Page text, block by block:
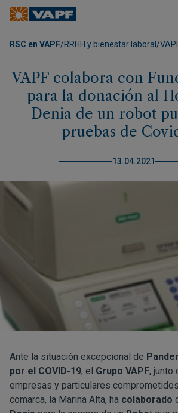
RSC en VAPF/RRHH y bienestar laboral /
VAPF colabora con
para la donación al
Denia de un robot
pruebas de
13.04.2021
Ante la situación excepcional de
por el COVID-19, el Grupo VAPF, junto
empresas y particulares
comarca, la Marina Alta, ha colaborado